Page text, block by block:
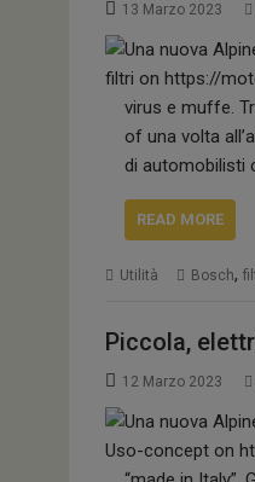
13 Marzo 2023
virus e muffe.
of una volta
di automobilisti
READ MORE
Utilità Bosch,
Piccola,
12 Marzo 2023